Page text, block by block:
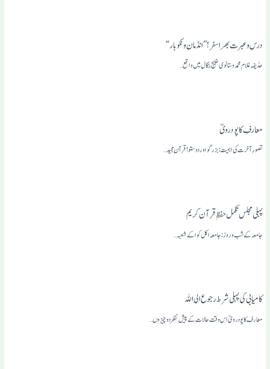
درس و عبرت بھرا سفر !” انڈمان و نکوبار “
حذیفہ غلام محمد وستانوی خلیج بنگال میں واقع…
معارفِ کاپودرویؒ
تصورِ آخرت کی اہمیت: بزرگو اور دوستو! قرآن مجید…
پہلی مجلس تکمل حفظ ِ قرآن کریم
جامعہ کے شب و روز: جامعہ اکل کوا کے شعبہ…
کامیابی کی پہلی شرط رجوع الی اللہ
معارفِ کاپودرویؒ اس وقت حالات کے پیش نظردوچیزوں…